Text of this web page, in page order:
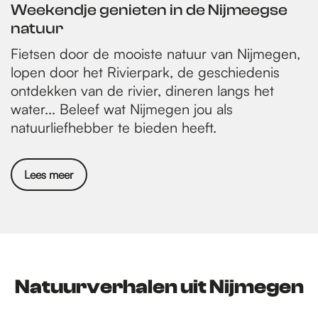
Weekendje genieten in de Nijmeegse
natuur
Fietsen door de mooiste natuur van Nijmegen,
lopen door het Rivierpark, de geschiedenis
ontdekken van de rivier, dineren langs het
water... Beleef wat Nijmegen jou als
natuurliefhebber te bieden heeft.
Lees meer
Natuurverhalen uit Nijmegen